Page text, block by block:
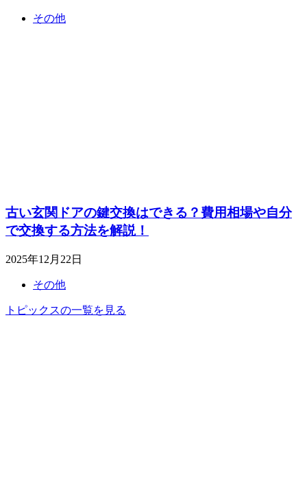
その他
古い玄関ドアの鍵交換はできる？費用相場や自分
で交換する方法を解説！
2025年12月22日
その他
トピックスの一覧を見る